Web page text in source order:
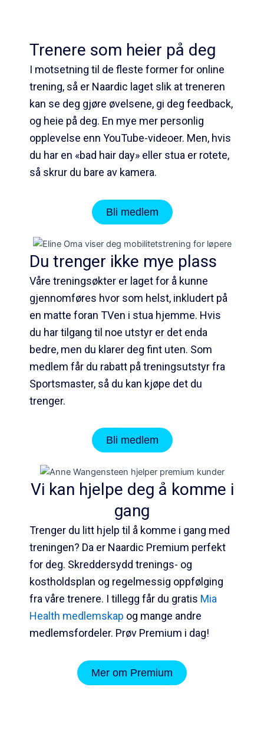
Trenere som heier på deg
I motsetning til de fleste former for online
trening, så er Naardic laget slik at treneren
kan se deg gjøre øvelsene, gi deg feedback,
og heie på deg. En mye mer personlig
opplevelse enn YouTube-videoer. Men, hvis
du har en «bad hair day» eller stua er rotete,
så skrur du bare av kamera.
Bli medlem
Du trenger ikke mye plass
Våre treningsøkter er laget for å kunne
gjennomføres hvor som helst, inkludert på
en matte foran TVen i stua hjemme. Hvis
du har tilgang til noe utstyr er det enda
bedre, men du klarer deg fint uten. Som
medlem får du rabatt på treningsutstyr fra
Sportsmaster, så du kan kjøpe det du
trenger.
Bli medlem
Vi kan hjelpe deg å komme i
gang
Trenger du litt hjelp til å komme i gang med
treningen? Da er Naardic Premium perfekt
for deg. Skreddersydd trenings- og
kostholdsplan og regelmessig oppfølging
fra våre trenere. I tillegg får du gratis Mia
Health medlemskap og mange andre
medlemsfordeler. Prøv Premium i dag!
Mer om Premium